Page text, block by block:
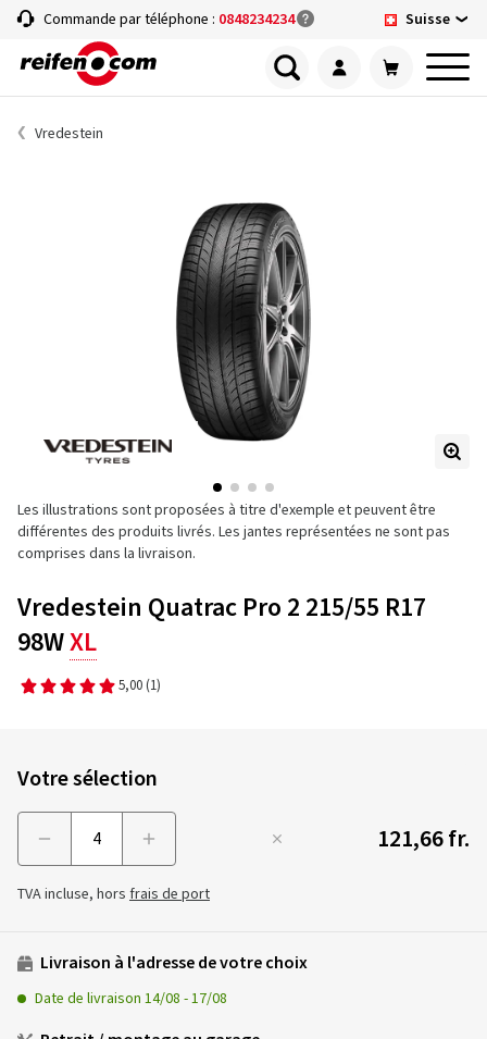
Commande par téléphone : 0848234234 Suisse
Vredestein
Les illustrations sont proposées à titre d'exemple et peuvent être
différentes des produits livrés. Les jantes représentées ne sont pas
comprises dans la livraison.
Vredestein Quatrac Pro 2 215/55 R17
98WXL
5,00 (1)
Votre sélection
121,66 fr.
TVA incluse, hors frais de port
Livraison à l'adresse de votre choix
Date de livraison 14/08 -17/08